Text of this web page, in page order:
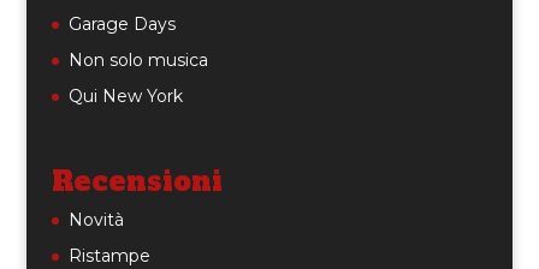
Garage Days
Non solo musica
Qui New York
Recensioni
Novità
Ristampe